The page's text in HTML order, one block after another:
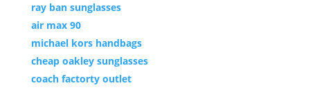
ray ban sunglasses
air max 90
michael kors handbags
cheap oakley sunglasses
coach factorty outlet